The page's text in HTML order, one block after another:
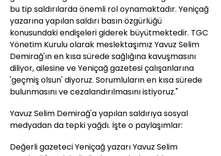
bu tip saldırılarda önemli rol oynamaktadır. Yeniçağ
yazarına yapılan saldırı basın özgürlüğü
konusundaki endişeleri giderek büyütmektedir. TGC
Yönetim Kurulu olarak meslektaşımız Yavuz Selim
Demirağ'ın en kısa sürede sağlığına kavuşmasını
diliyor, ailesine ve Yeniçağ gazetesi çalışanlarına
'geçmiş olsun' diyoruz. Sorumluların en kısa sürede
bulunmasını ve cezalandırılmasını istiyoruz."
Yavuz Selim Demirağ'a yapılan saldırıya sosyal
medyadan da tepki yağdı. İşte o paylaşımlar:
Değerli gazeteci Yeniçağ yazarı Yavuz Selim